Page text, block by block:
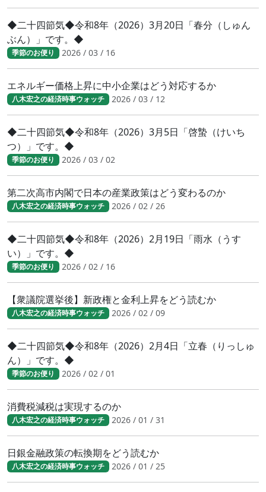
◆二十四節気◆令和8年（2026）3月20日「春分（しゅん
ぶん）」です。◆
季節のお便り 2026 / 03 / 16
エネルギー価格上昇に中小企業はどう対応するか
八木宏之の経済時事ウォッチ 2026 / 03 / 12
◆二十四節気◆令和8年（2026）3月5日「啓蟄（けいち
つ）」です。◆
季節のお便り 2026 / 03 / 02
第二次高市内閣で日本の産業政策はどう変わるのか
八木宏之の経済時事ウォッチ 2026 / 02 / 26
◆二十四節気◆令和8年（2026）2月19日「雨水（うす
い）」です。◆
季節のお便り 2026 / 02 / 16
【衆議院選挙後】新政権と金利上昇をどう読むか
八木宏之の経済時事ウォッチ 2026 / 02 / 09
◆二十四節気◆令和8年（2026）2月4日「立春（りっしゅ
ん）」です。◆
季節のお便り 2026 / 02 / 01
消費税減税は実現するのか
八木宏之の経済時事ウォッチ 2026 / 01 / 31
日銀金融政策の転換期をどう読むか
八木宏之の経済時事ウォッチ 2026 / 01 / 25